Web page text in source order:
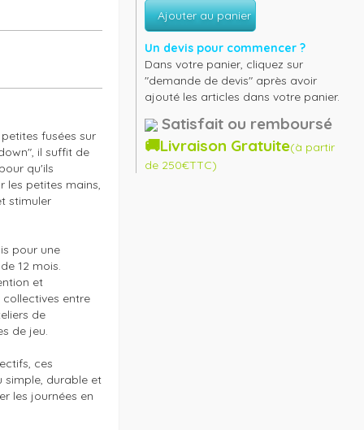
fusées sur
il suffit de
qu'ils
les petites mains,
stimuler
pour une
12 mois.
et
entre
de
de jeu.
ces
simple, durable et
les journées en
Ajouter au panier
Un devis pour commencer ?
Dans votre panier, cliquez sur
"demande de devis" après avoir
ajouté les articles dans votre panier.
Satisfait ou remboursé
🚚Livraison Gratuite(à partir
de 250€TTC)